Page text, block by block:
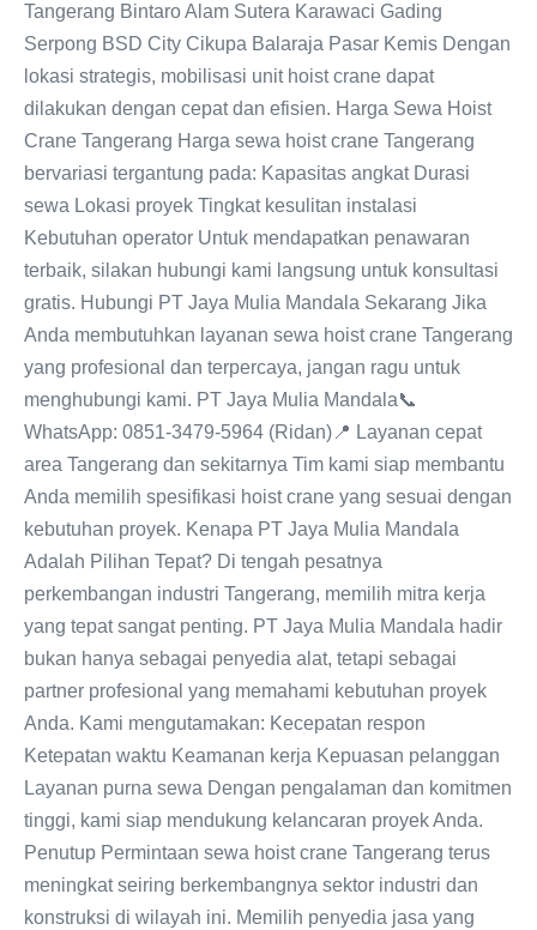
Tangerang Bintaro Alam Sutera Karawaci Gading
Serpong BSD City Cikupa Balaraja Pasar Kemis Dengan
lokasi strategis, mobilisasi unit hoist crane dapat
dilakukan dengan cepat dan efisien. Harga Sewa Hoist
Crane Tangerang Harga sewa hoist crane Tangerang
bervariasi tergantung pada: Kapasitas angkat Durasi
sewa Lokasi proyek Tingkat kesulitan instalasi
Kebutuhan operator Untuk mendapatkan penawaran
terbaik, silakan hubungi kami langsung untuk konsultasi
gratis. Hubungi PT Jaya Mulia Mandala Sekarang Jika
Anda membutuhkan layanan sewa hoist crane Tangerang
yang profesional dan terpercaya, jangan ragu untuk
menghubungi kami. PT Jaya Mulia Mandala📞
WhatsApp: 0851-3479-5964 (Ridan)📍 Layanan cepat
area Tangerang dan sekitarnya Tim kami siap membantu
Anda memilih spesifikasi hoist crane yang sesuai dengan
kebutuhan proyek. Kenapa PT Jaya Mulia Mandala
Adalah Pilihan Tepat? Di tengah pesatnya
perkembangan industri Tangerang, memilih mitra kerja
yang tepat sangat penting. PT Jaya Mulia Mandala hadir
bukan hanya sebagai penyedia alat, tetapi sebagai
partner profesional yang memahami kebutuhan proyek
Anda. Kami mengutamakan: Kecepatan respon
Ketepatan waktu Keamanan kerja Kepuasan pelanggan
Layanan purna sewa Dengan pengalaman dan komitmen
tinggi, kami siap mendukung kelancaran proyek Anda.
Penutup Permintaan sewa hoist crane Tangerang terus
meningkat seiring berkembangnya sektor industri dan
konstruksi di wilayah ini. Memilih penyedia jasa yang